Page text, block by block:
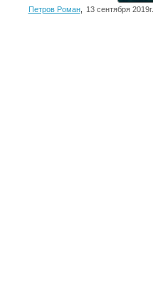
Петров Роман, 13 сентября 2019г.